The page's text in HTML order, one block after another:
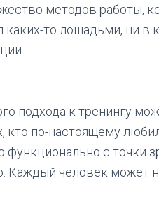
методов работы,
то лошадьми, ни в
подхода к тренингу
кто по-настоящему
функционально с точки
Каждый человек может